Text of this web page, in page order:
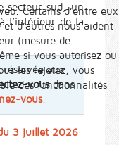
secteur sud, un
l’intérieur de la
aux
vousdans
vous.
3 juillet 2026
Certains d’entre eux
d’autres nous aident
(mesure de
si vous autorisez ou
les rejetez, vous
des fonctionnalités